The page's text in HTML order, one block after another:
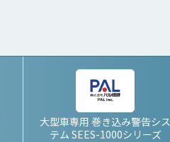
大型車専用 巻き込み警告シス
テム SEES-1000シリーズ